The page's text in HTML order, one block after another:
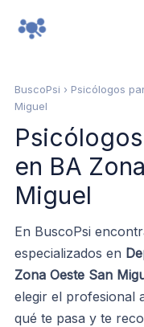
BuscoPsi › Psicólogos
Miguel
en BA
Miguel
En BuscoPsi
especializados en
Zona Oeste San
elegir el profesional
qué te pasa y te